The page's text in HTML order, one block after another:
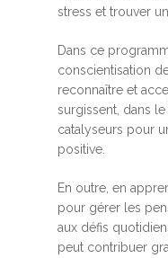
stress et trouver
Dans ce
conscientisation
reconnaître et
surgissent, dans
catalyseurs pour
positive.
En outre, en
pour gérer les
aux défis
peut contribuer